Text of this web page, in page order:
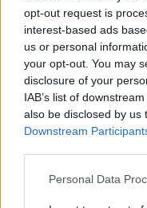
opt-out request is
interest-based ads
us or personal
your opt-out. You may
disclosure of your
IAB’s list of
also be disclosed by us
Downstream
Please note that this
Personal Data
Aguado se ha
disponible para Eder
Pedrosa tienen
Rodrigo Mendoza
la Selección Española
categoría.
La gran duda del